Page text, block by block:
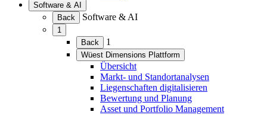
Software & AI
(Menü
erweitern)
Back Software & AI
1
(Menü
erweitern)
Back 1
Wüest Dimensions Plattform
(Menü
erweitern)
Übersicht
Markt- und Standortanalysen
Liegenschaften digitalisieren
Bewertung und Planung
Asset und Portfolio Management